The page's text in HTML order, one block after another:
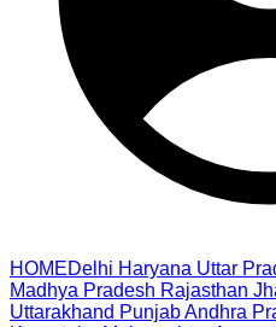
HOMEDelhi Haryana Uttar
Madhya Pradesh Rajasthan
Uttarakhand PunjabAndhra